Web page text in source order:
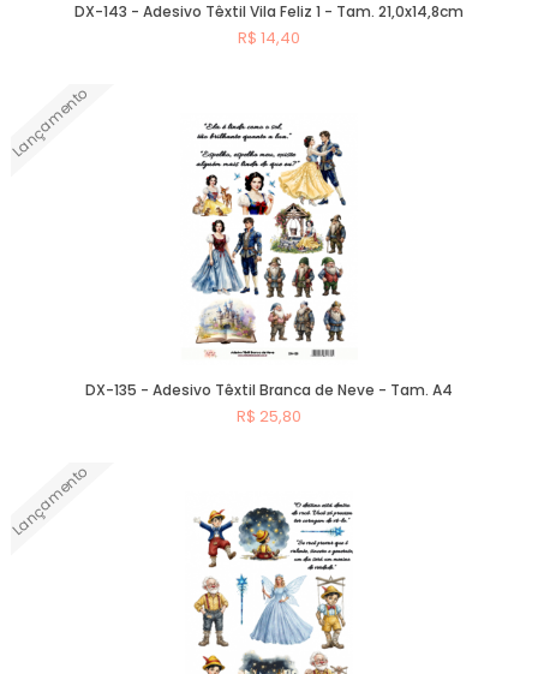
DX-143 - Adesivo Têxtil Vila Feliz 1 - Tam. 21,0x14,8cm
R$ 14,40
Lançamento
DX-135 - Adesivo Têxtil Branca de Neve - Tam. A4
R$ 25,80
Lançamento